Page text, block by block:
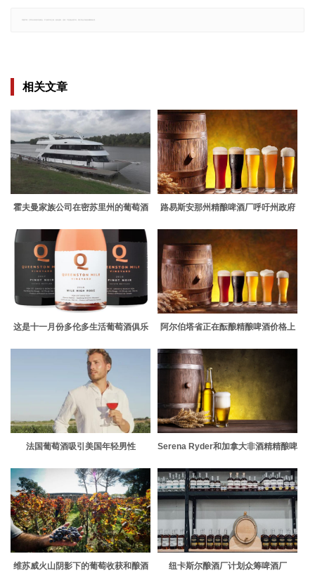
相关文章
霍夫曼家族公司在密苏里州的葡萄酒
路易斯安那州精酿啤酒厂呼吁州政府
这是十一月份多伦多生活葡萄酒俱乐
阿尔伯塔省正在酝酿精酿啤酒价格上
法国葡萄酒吸引美国年轻男性
Serena Ryder和加拿大非酒精精酿啤
衡
维苏威火山阴影下的葡萄收获和酿酒 纽卡斯尔酿酒厂计划众筹啤酒厂